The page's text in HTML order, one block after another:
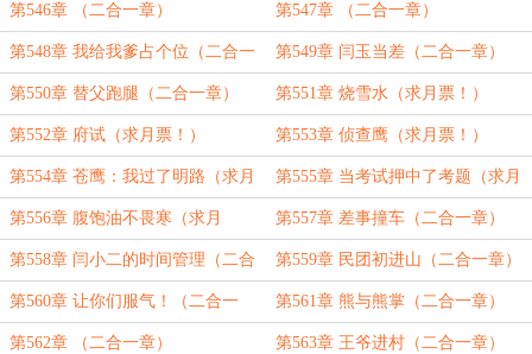
第546章 （二合一章） 第547章 （二合一章）
第548章 我给我爹占个位（二合一
章）
第549章 闫玉当差（二合一章）
第550章 替父跑腿（二合一章） 第551章 烧雪水（求月票！）
第552章 府试（求月票！） 第553章 侦查鹰（求月票！）
第554章 苍鹰：我过了明路（求月
票！）
第555章 当考试押中了考题（求月
票！）
第556章 腹饱油不畏寒（求月
票！）
第557章 差事撞车（二合一章）
第558章 闫小二的时间管理（二合
一章）
第559章 民团初进山（二合一章）
第560章 让你们服气！（二合一
章）
第561章 熊与熊掌（二合一章）
第562章 （二合一章） 第563章 王爷进村（二合一章）